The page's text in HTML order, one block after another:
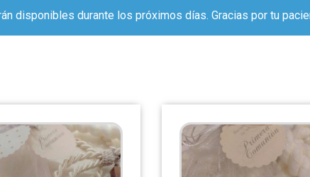
disponibles durante los próximos días. Gracias por tu